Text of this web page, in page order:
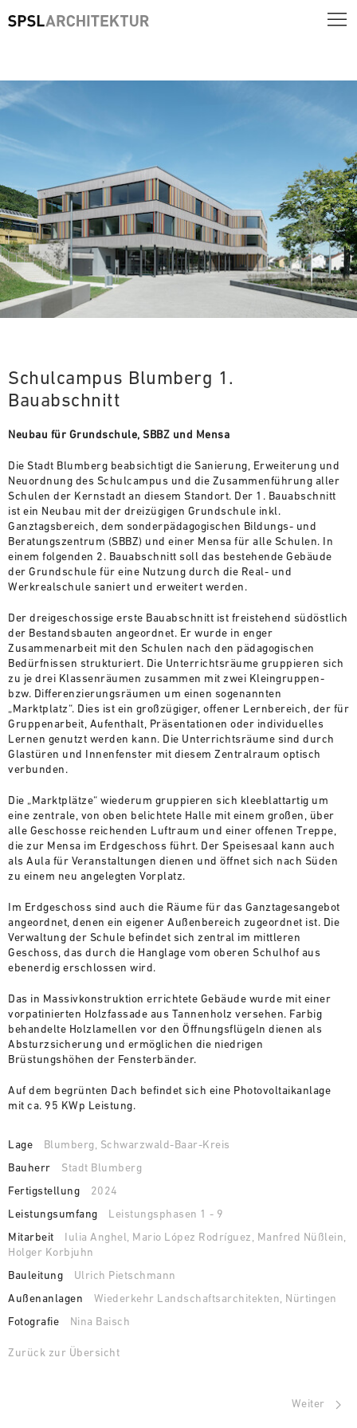
Schulcampus Blumberg 1.
Bauabschnitt
Neubau für Grundschule, SBBZ und Mensa
Die Stadt Blumberg beabsichtigt die Sanierung, Erweiterung und
Neuordnung des Schulcampus und die Zusammenführung aller
Schulen der Kernstadt an diesem Standort. Der 1. Bauabschnitt
ist ein Neubau mit der dreizügigen Grundschule inkl.
Ganztagsbereich, dem sonderpädagogischen Bildungs- und
Beratungszentrum (SBBZ) und einer Mensa für alle Schulen. In
einem folgenden 2. Bauabschnitt soll das bestehende Gebäude
der Grundschule für eine Nutzung durch die Real- und
Werkrealschule saniert und erweitert werden.
Der dreigeschossige erste Bauabschnitt ist freistehend südöstlich
der Bestandsbauten angeordnet. Er wurde in enger
Zusammenarbeit mit den Schulen nach den pädagogischen
Bedürfnissen strukturiert. Die Unterrichtsräume gruppieren sich
zu je drei Klassenräumen zusammen mit zwei Kleingruppen-
bzw. Differenzierungsräumen um einen sogenannten
„Marktplatz“. Dies ist ein großzügiger, offener Lernbereich, der für
Gruppenarbeit, Aufenthalt, Präsentationen oder individuelles
Lernen genutzt werden kann. Die Unterrichtsräume sind durch
Glastüren und Innenfenster mit diesem Zentralraum optisch
verbunden.
Die „Marktplätze“ wiederum gruppieren sich kleeblattartig um
eine zentrale, von oben belichtete Halle mit einem großen, über
alle Geschosse reichenden Luftraum und einer offenen Treppe,
die zur Mensa im Erdgeschoss führt. Der Speisesaal kann auch
als Aula für Veranstaltungen dienen und öffnet sich nach Süden
zu einem neu angelegten Vorplatz.
Im Erdgeschoss sind auch die Räume für das Ganztagesangebot
angeordnet, denen ein eigener Außenbereich zugeordnet ist. Die
Verwaltung der Schule befindet sich zentral im mittleren
Geschoss, das durch die Hanglage vom oberen Schulhof aus
ebenerdig erschlossen wird.
Das in Massivkonstruktion errichtete Gebäude wurde mit einer
vorpatinierten Holzfassade aus Tannenholz versehen. Farbig
behandelte Holzlamellen vor den Öffnungsflügeln dienen als
Absturzsicherung und ermöglichen die niedrigen
Brüstungshöhen der Fensterbänder.
Auf dem begrünten Dach befindet sich eine Photovoltaikanlage
mit ca. 95 KWp Leistung.
Lage
Blumberg, Schwarzwald-Baar-Kreis
Bauherr
Stadt Blumberg
Fertigstellung
2024
Leistungsumfang
Leistungsphasen 1 - 9
Mitarbeit
Iulia Anghel, Mario López Rodríguez, Manfred Nüßlein,
Holger Korbjuhn
Bauleitung
Ulrich Pietschmann
Außenanlagen
Wiederkehr Landschaftsarchitekten, Nürtingen
Fotografie
Nina Baisch
Zurück zur Übersicht
Weiter